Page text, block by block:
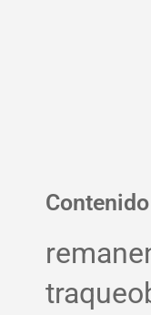
Contenido